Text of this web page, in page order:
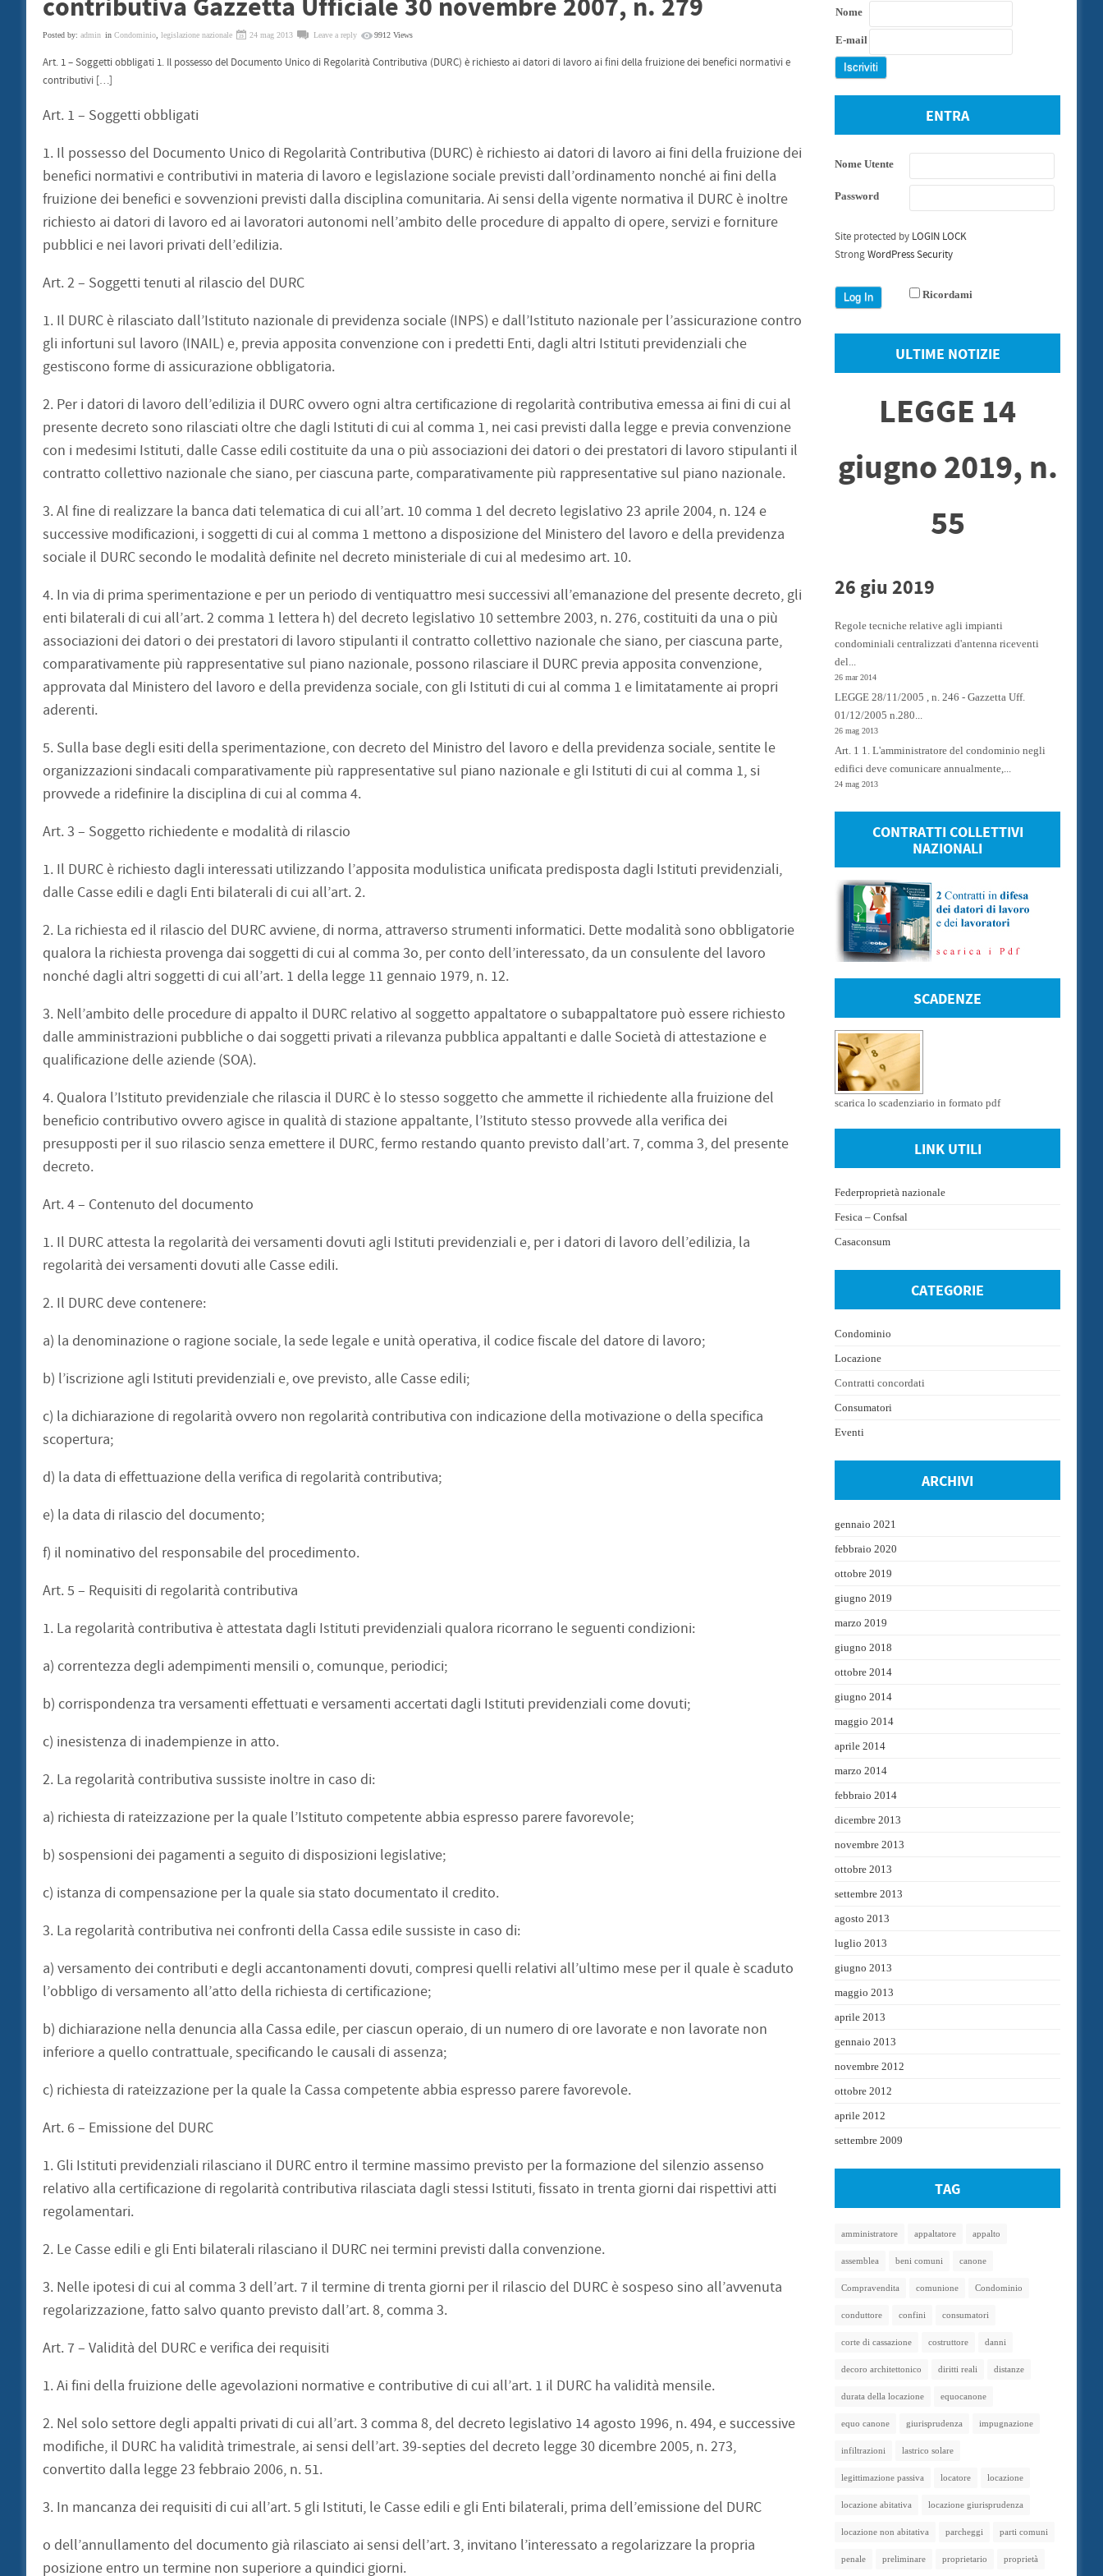
contributiva Gazzetta Ufficiale 30 novembre 2007, n. 279
Posted by: admin in Condominio legislazione nazionale 24 mag 2013 Leave a reply 9912 Views
Art. 1 – Soggetti obbligati 1. Il possesso del Documento Unico di Regolarità Contributiva (DURC) è richiesto ai datori di lavoro ai fini della fruizione dei benefici normativi e
contributivi […]
Art. 1 – Soggetti obbligati
1. Il possesso del Documento Unico di Regolarità Contributiva (DURC) è richiesto ai datori di lavoro ai fini della fruizione dei
benefici normativi e contributivi in materia di lavoro e legislazione sociale previsti dall’ordinamento nonché ai fini della
fruizione dei benefici e sovvenzioni previsti dalla disciplina comunitaria. Ai sensi della vigente normativa il DURC è inoltre
richiesto ai datori di lavoro ed ai lavoratori autonomi nell’ambito delle procedure di appalto di opere, servizi e forniture
pubblici e nei lavori privati dell’edilizia.
Art. 2 – Soggetti tenuti al rilascio del DURC
1. Il DURC è rilasciato dall’Istituto nazionale di previdenza sociale (INPS) e dall’Istituto nazionale per l’assicurazione contro
gli infortuni sul lavoro (INAIL) e, previa apposita convenzione con i predetti Enti, dagli altri Istituti previdenziali che
gestiscono forme di assicurazione obbligatoria.
2. Per i datori di lavoro dell’edilizia il DURC ovvero ogni altra certificazione di regolarità contributiva emessa ai fini di cui al
presente decreto sono rilasciati oltre che dagli Istituti di cui al comma 1, nei casi previsti dalla legge e previa convenzione
con i medesimi Istituti, dalle Casse edili costituite da una o più associazioni dei datori o dei prestatori di lavoro stipulanti il
contratto collettivo nazionale che siano, per ciascuna parte, comparativamente più rappresentative sul piano nazionale.
3. Al fine di realizzare la banca dati telematica di cui all’art. 10 comma 1 del decreto legislativo 23 aprile 2004, n. 124 e
successive modificazioni, i soggetti di cui al comma 1 mettono a disposizione del Ministero del lavoro e della previdenza
sociale il DURC secondo le modalità definite nel decreto ministeriale di cui al medesimo art. 10.
4. In via di prima sperimentazione e per un periodo di ventiquattro mesi successivi all’emanazione del presente decreto, gli
enti bilaterali di cui all’art. 2 comma 1 lettera h) del decreto legislativo 10 settembre 2003, n. 276, costituiti da una o più
associazioni dei datori o dei prestatori di lavoro stipulanti il contratto collettivo nazionale che siano, per ciascuna parte,
comparativamente più rappresentative sul piano nazionale, possono rilasciare il DURC previa apposita convenzione,
approvata dal Ministero del lavoro e della previdenza sociale, con gli Istituti di cui al comma 1 e limitatamente ai propri
aderenti.
5. Sulla base degli esiti della sperimentazione, con decreto del Ministro del lavoro e della previdenza sociale, sentite le
organizzazioni sindacali comparativamente più rappresentative sul piano nazionale e gli Istituti di cui al comma 1, si
provvede a ridefinire la disciplina di cui al comma 4.
Art. 3 – Soggetto richiedente e modalità di rilascio
1. Il DURC è richiesto dagli interessati utilizzando l’apposita modulistica unificata predisposta dagli Istituti previdenziali,
dalle Casse edili e dagli Enti bilaterali di cui all’art. 2.
2. La richiesta ed il rilascio del DURC avviene, di norma, attraverso strumenti informatici. Dette modalità sono obbligatorie
qualora la richiesta provenga dai soggetti di cui al comma 3o, per conto dell’interessato, da un consulente del lavoro
nonché dagli altri soggetti di cui all’art. 1 della legge 11 gennaio 1979, n. 12.
3. Nell’ambito delle procedure di appalto il DURC relativo al soggetto appaltatore o subappaltatore può essere richiesto
dalle amministrazioni pubbliche o dai soggetti privati a rilevanza pubblica appaltanti e dalle Società di attestazione e
qualificazione delle aziende (SOA).
4. Qualora l’Istituto previdenziale che rilascia il DURC è lo stesso soggetto che ammette il richiedente alla fruizione del
beneficio contributivo ovvero agisce in qualità di stazione appaltante, l’Istituto stesso provvede alla verifica dei
presupposti per il suo rilascio senza emettere il DURC, fermo restando quanto previsto dall’art. 7, comma 3, del presente
decreto.
Art. 4 – Contenuto del documento
1. Il DURC attesta la regolarità dei versamenti dovuti agli Istituti previdenziali e, per i datori di lavoro dell’edilizia, la
regolarità dei versamenti dovuti alle Casse edili.
2. Il DURC deve contenere:
a) la denominazione o ragione sociale, la sede legale e unità operativa, il codice fiscale del datore di lavoro;
b) l’iscrizione agli Istituti previdenziali e, ove previsto, alle Casse edili;
c) la dichiarazione di regolarità ovvero non regolarità contributiva con indicazione della motivazione o della specifica
scopertura;
d) la data di effettuazione della verifica di regolarità contributiva;
e) la data di rilascio del documento;
f) il nominativo del responsabile del procedimento.
Art. 5 – Requisiti di regolarità contributiva
1. La regolarità contributiva è attestata dagli Istituti previdenziali qualora ricorrano le seguenti condizioni:
a) correntezza degli adempimenti mensili o, comunque, periodici;
b) corrispondenza tra versamenti effettuati e versamenti accertati dagli Istituti previdenziali come dovuti;
c) inesistenza di inadempienze in atto.
2. La regolarità contributiva sussiste inoltre in caso di:
a) richiesta di rateizzazione per la quale l’Istituto competente abbia espresso parere favorevole;
b) sospensioni dei pagamenti a seguito di disposizioni legislative;
c) istanza di compensazione per la quale sia stato documentato il credito.
3. La regolarità contributiva nei confronti della Cassa edile sussiste in caso di:
a) versamento dei contributi e degli accantonamenti dovuti, compresi quelli relativi all’ultimo mese per il quale è scaduto
l’obbligo di versamento all’atto della richiesta di certificazione;
b) dichiarazione nella denuncia alla Cassa edile, per ciascun operaio, di un numero di ore lavorate e non lavorate non
inferiore a quello contrattuale, specificando le causali di assenza;
c) richiesta di rateizzazione per la quale la Cassa competente abbia espresso parere favorevole.
Art. 6 – Emissione del DURC
1. Gli Istituti previdenziali rilasciano il DURC entro il termine massimo previsto per la formazione del silenzio assenso
relativo alla certificazione di regolarità contributiva rilasciata dagli stessi Istituti, fissato in trenta giorni dai rispettivi atti
regolamentari.
2. Le Casse edili e gli Enti bilaterali rilasciano il DURC nei termini previsti dalla convenzione.
3. Nelle ipotesi di cui al comma 3 dell’art. 7 il termine di trenta giorni per il rilascio del DURC è sospeso sino all’avvenuta
regolarizzazione, fatto salvo quanto previsto dall’art. 8, comma 3.
Art. 7 – Validità del DURC e verifica dei requisiti
1. Ai fini della fruizione delle agevolazioni normative e contributive di cui all’art. 1 il DURC ha validità mensile.
2. Nel solo settore degli appalti privati di cui all’art. 3 comma 8, del decreto legislativo 14 agosto 1996, n. 494, e successive
modifiche, il DURC ha validità trimestrale, ai sensi dell’art. 39-septies del decreto legge 30 dicembre 2005, n. 273,
convertito dalla legge 23 febbraio 2006, n. 51.
3. In mancanza dei requisiti di cui all’art. 5 gli Istituti, le Casse edili e gli Enti bilaterali, prima dell’emissione del DURC
o dell’annullamento del documento già rilasciato ai sensi dell’art. 3, invitano l’interessato a regolarizzare la propria
posizione entro un termine non superiore a quindici giorni.
Nome
E-mail
ENTRA
Nome Utente
Password
Site protected by LOGIN LOCK
StrongWordPress Security
Ricordami
ULTIME NOTIZIE
LEGGE 14
giugno 2019, n.
55
26 giu 2019
Regole tecniche relative agli impianti
condominiali centralizzati d'antenna riceventi
del...
26 mar 2014
LEGGE 28/11/2005 , n. 246 - Gazzetta Uff.
01/12/2005 n.280...
26 mag 2013
Art. 1 1. L'amministratore del condominio negli
edifici deve comunicare annualmente,...
24 mag 2013
CONTRATTI COLLETTIVI
NAZIONALI
SCADENZE
scarica lo scadenziario in formato pdf
LINK UTILI
Federproprietà nazionale
Fesica – Confsal
Casaconsum
CATEGORIE
Condominio
Locazione
Contratti concordati
Consumatori
Eventi
ARCHIVI
gennaio 2021
febbraio 2020
ottobre 2019
giugno 2019
marzo 2019
giugno 2018
ottobre 2014
giugno 2014
maggio 2014
aprile 2014
marzo 2014
febbraio 2014
dicembre 2013
novembre 2013
ottobre 2013
settembre 2013
agosto 2013
luglio 2013
giugno 2013
maggio 2013
aprile 2013
gennaio 2013
novembre 2012
ottobre 2012
aprile 2012
settembre 2009
TAG
amministratore appaltatore appalto
assemblea beni comuni canone
Compravendita comunione Condominio
conduttore confini consumatori
corte di cassazione costruttore danni
decoro architettonico diritti reali distanze
durata della locazione equocanone
equo canone giurisprudenza impugnazione
infiltrazioni lastrico solare
legittimazione passiva locatore locazione
locazione abitativa locazione giurisprudenza
locazione non abitativa parcheggi parti comuni
penale preliminare proprietario proprietà